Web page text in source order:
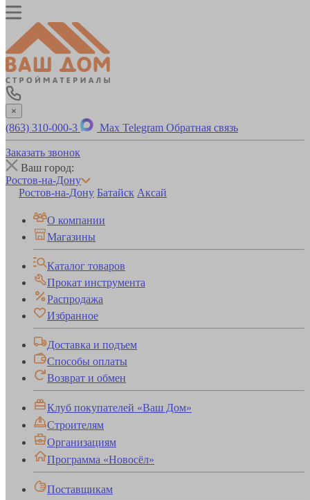
×
(863) 310-000-3 Max Telegram Обратная связь
Заказать звонок
Ваш город:
Ростов-на-Дону
Ростов-на-Дону Батайск Аксай
О компании
Магазины
Каталог товаров
Прокат инструмента
Распродажа
Избранное
Доставка и подъем
Способы оплаты
Возврат и обмен
Клуб покупателей «Ваш Дом»
Строителям
Организациям
Программа «Новосёл»
Поставщикам